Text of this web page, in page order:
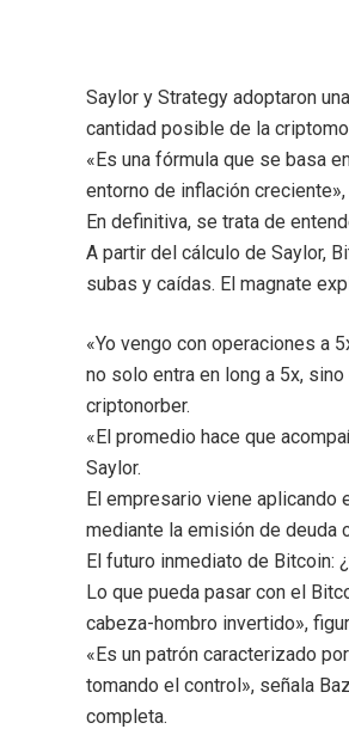
Saylor y Strategy adoptaron
cantidad posible de la
«Es una fórmula que se basa
entorno de inflación
En definitiva, se trata de
A partir del cálculo de Saylor,
subas y caídas. El magnate
«Yo vengo con operaciones a
no solo entra en long a 5x,
criptonorber.
«El promedio hace que
Saylor.
El empresario viene aplicando
mediante la emisión de deuda
El futuro inmediato de Bitcoin:
Lo que pueda pasar con el
cabeza-hombro invertido»,
«Es un patrón caracterizado
tomando el control», señala
completa.